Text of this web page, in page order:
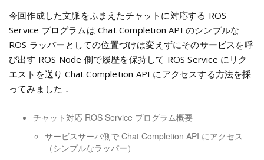
今回作成した文脈をふまえたチャットに対応する ROS
Service プログラムは Chat Completion API のシンプルな
ROS ラッパーとしての位置づけは変えずにそのサービスを呼
び出す ROS Node 側で履歴を保持して ROS Service にリク
エストを送り Chat Completion API にアクセスする方法を採
ってみました．
チャット対応 ROS Service プログラム概要
サービスサーバ側で Chat Completion API にアクセス
（シンプルなラッパー）